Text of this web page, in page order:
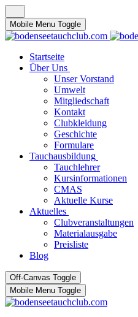
Mobile Menu Toggle
Startseite
Über Uns
Unser Vorstand
Umwelt
Mitgliedschaft
Kontakt
Clubkleidung
Geschichte
Formulare
Tauchausbildung
Tauchlehrer
Kursinformationen
CMAS
Aktuelle Kurse
Aktuelles
Clubveranstaltungen
Materialausgabe
Preisliste
Blog
Off-Canvas Toggle
Mobile Menu Toggle